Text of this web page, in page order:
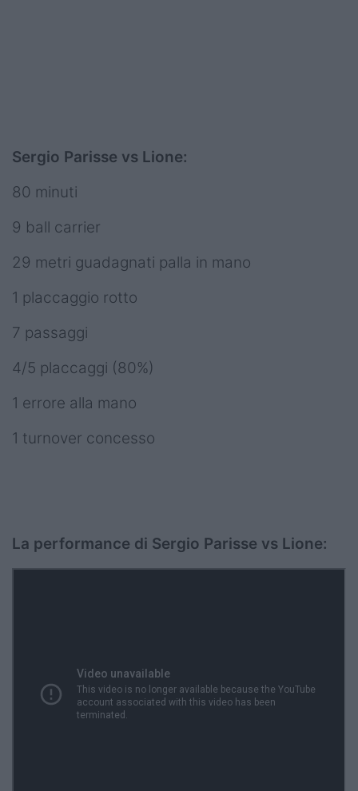
Sergio Parisse vs Lione:
80 minuti
9 ball carrier
29 metri guadagnati palla in mano
1 placcaggio rotto
7 passaggi
4/5 placcaggi (80%)
1 errore alla mano
1 turnover concesso
La performance di Sergio Parisse vs Lione: